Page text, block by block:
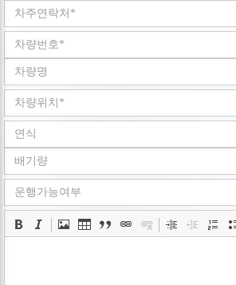
회사는 개인정보취급방침을 개정하는 경
공지사항(또는 개별공지)을 통하여 공지
ο 본 방침은 : 2008 년 05 월 02 일 부터 시
■ 수집하는 개인정보 항목
회사는 회원가입, 상담, 서비스 신청 등등
개인정보를 수집하고 있습니다.
ο 수집항목 : 이름 , 로그인ID , 비밀번호 ,
이메일 , 회사명 , 서비스 이용기록 , 쿠키 ,
ο 개인정보 수집방법 : 홈페이지(
■ 개인정보의 수집 및 이용목적
회사는 수집한 개인정보를 다음의 목적을
ο 서비스 제공에 관한 계약 이행 및 서비